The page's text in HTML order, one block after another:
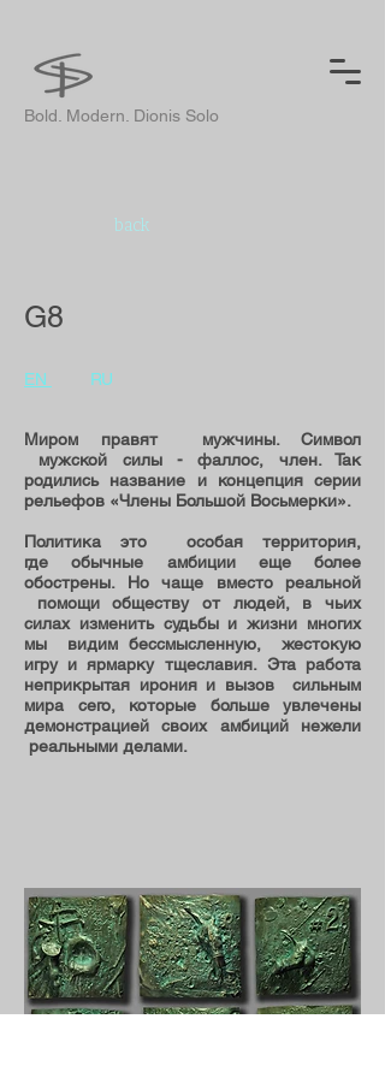
Bold. Modern. Dionis Solo
back
G8
EN RU
Миром правят мужчины. Символ
мужской силы - фаллос, член. Так
родились название и концепция серии
рельефов «Члены Большой Восьмерки».
Политика это особая территория,
где обычные амбиции еще более
обострены. Но чаще вместо реальной
помощи обществу от людей, в чьих
силах изменить судьбы и жизни многих
мы видим бессмысленную, жестокую
игру и ярмарку тщеславия. Эта работа
неприкрытая ирония и вызов сильным
мира сего, которые больше увлечены
демонстрацией своих амбиций нежели
реальными делами.